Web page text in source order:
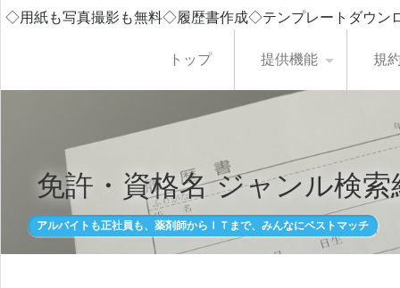
◇用紙も写真撮影も無料◇履歴書作成◇テンプレートダウ
トップ 提供機能 規
免許・資格名 ジャンル検索
アルバイトも正社員も、薬剤師からＩＴまで、みんなにベストマッチ